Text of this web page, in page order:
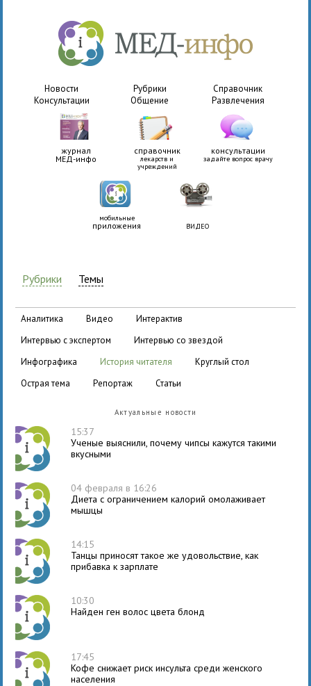
Новости Рубрики
Справочник
Консультации
Общение Развлечения
журнал
МЕД-инфо
справочник
лекарств и
учреждений
консультации
задайте вопрос врачу
мобильные
приложения ВИДЕО
Рубрики Темы
аналитика видео
интерактив
интервью с экспертом
интервью со звездой
инфографика
история читателя
круглый стол
острая тема
репортаж статьи
Актуальные новости
15:37
Ученые выяснили, почему чипсы кажутся такими
вкусными
04 февраля в 16:26
Диета с ограничением калорий омолаживает
мышцы
14:15
Танцы приносят такое же удовольствие, как
прибавка к зарплате
10:30
Найден ген волос цвета блонд
17:45
Кофе снижает риск инсульта среди женского
населения